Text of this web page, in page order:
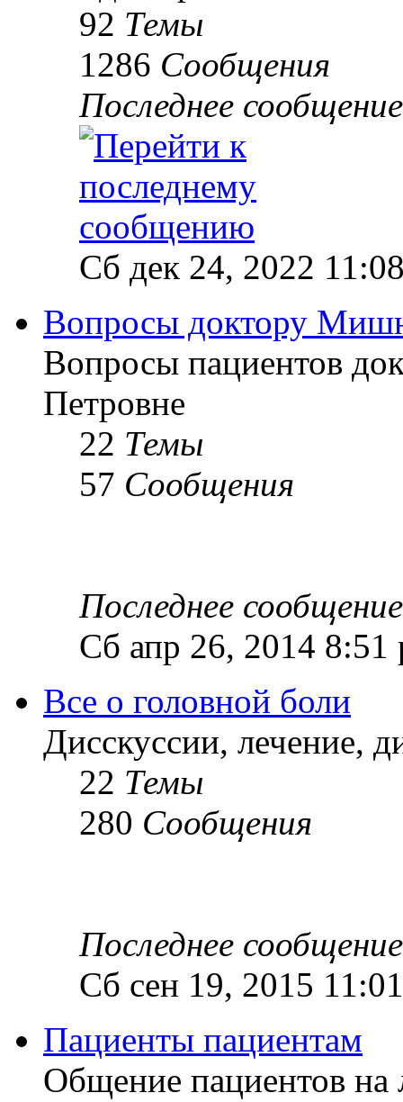
92 Темы
1286 Сообщения
Последнее сообщение
Сб дек 24, 2022
Вопросы доктору
Вопросы пациентов
Петровне
22 Темы
57 Сообщения
Последнее сообщение
Сб апр 26, 2014 8:51
Все о головной боли
Дисскуссии, лечение,
22 Темы
280 Сообщения
Последнее сообщение
Сб сен 19, 2015
Пациенты пациентам
Общение пациентов